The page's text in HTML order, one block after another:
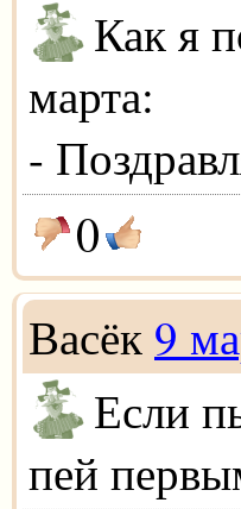
Как я
марта:
-
0
Васёк 9
Если
пей